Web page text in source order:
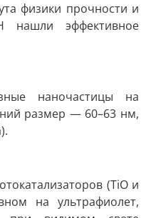
физики прочности и
нашли эффективное
наночастицы на
размер — 60–63 нм,
(TiO и
на ультрафиолет,